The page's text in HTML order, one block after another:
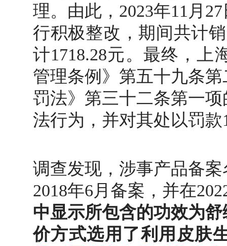
理。由此，2023年11月
行积极整改，期间共计
计1718.28元。 最终，上
管理条例》第五十九条
罚法》第三十二条第一
法行为，并对其处以罚款
调查发现，涉事产品备
2018年6月备案，并在
中显示所包含的功效为
价方式选用了利用皮肤